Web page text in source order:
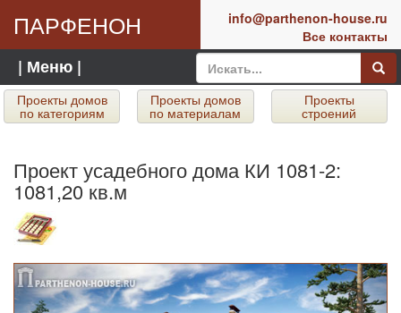
ПАРФЕНОН
info@parthenon-house.ru
Все контакты
| Меню |
Проекты домов
по категориям
Проекты домов
по материалам
Проекты
строений
Проект усадебного дома КИ 1081-2:
1081,20 кв.м